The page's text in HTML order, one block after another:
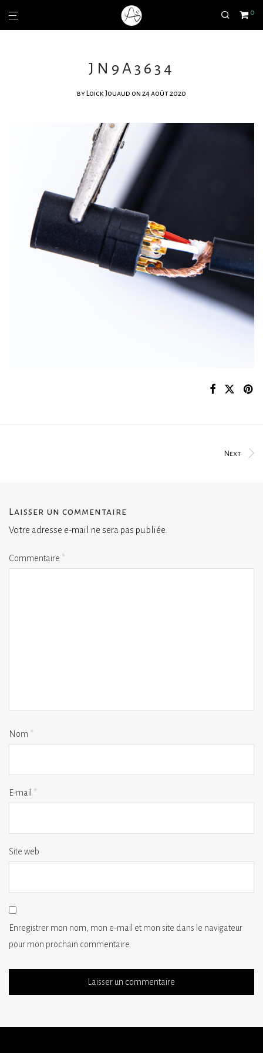
0
JN9A3634
by Loick Jouaud on 24 août 2020
Next
Laisser un commentaire
Votre adresse e-mail ne sera pas publiée.
Commentaire *
Nom *
E-mail *
Site web
Enregistrer mon nom, mon e-mail et mon site dans le navigateur
pour mon prochain commentaire.